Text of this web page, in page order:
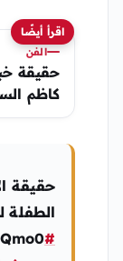
اقرأ أيضًا
الفن
حقيقة
كاظم الساهر
حقيقة